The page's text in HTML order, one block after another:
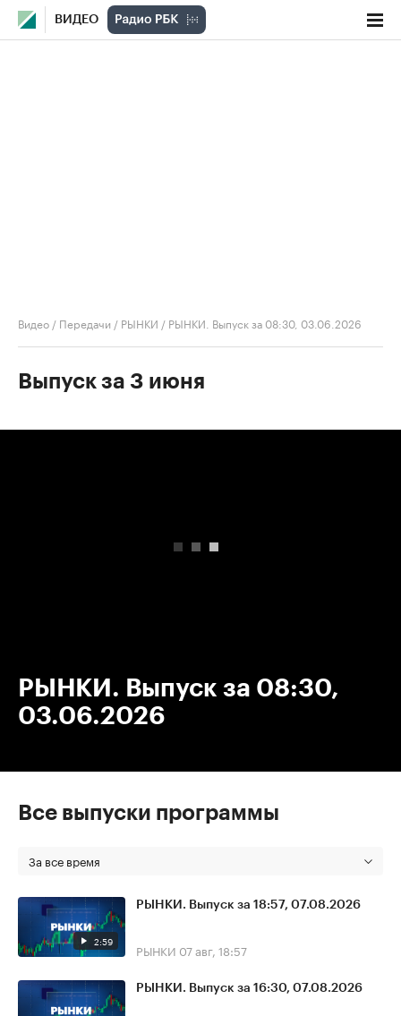
ВИДЕО
Видео / Передачи / РЫНКИ / РЫНКИ. Выпуск за 08:30, 03.06.2026
Выпуск за 3 июня
РЫНКИ. Выпуск за 08:30,
03.06.2026
Все выпуски программы
За все время
2:59
РЫНКИ. Выпуск за 18:57, 07.08.2026
РЫНКИ 07 авг, 18:57
РЫНКИ. Выпуск за 16:30, 07.08.2026